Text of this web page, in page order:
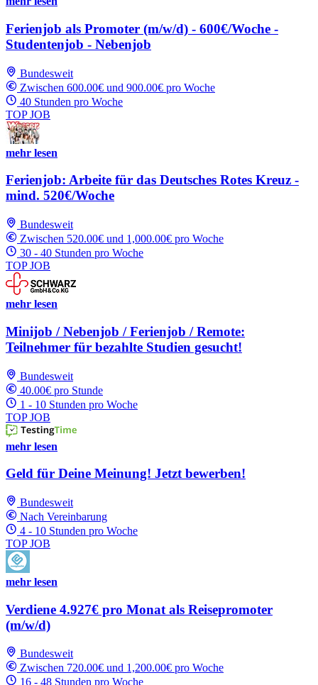
Ferienjob als Promoter (m/w/d) - 600€/Woche -
Studentenjob - Nebenjob
Bundesweit
Zwischen 600.00€ und 900.00€ pro Woche
40 Stunden pro Woche
TOP JOB
mehr lesen
Ferienjob: Arbeite für das Deutsches Rotes Kreuz -
mind. 520€/Woche
Bundesweit
Zwischen 520.00€ und 1,000.00€ pro Woche
30 - 40 Stunden pro Woche
TOP JOB
mehr lesen
Minijob / Nebenjob / Ferienjob / Remote:
Teilnehmer für bezahlte Studien gesucht!
Bundesweit
40.00€ pro Stunde
1 - 10 Stunden pro Woche
TOP JOB
mehr lesen
Geld für Deine Meinung! Jetzt bewerben!
Bundesweit
Nach Vereinbarung
4 - 10 Stunden pro Woche
TOP JOB
mehr lesen
Verdiene 4.927€ pro Monat als Reisepromoter
(m/w/d)
Bundesweit
Zwischen 720.00€ und 1,200.00€ pro Woche
16 - 48 Stunden pro Woche